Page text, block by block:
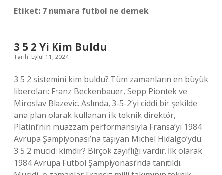
Etiket: 7 numara futbol ne demek
3 5 2 Yi Kim Buldu
Tarih: Eylül 11, 2024
3 5 2 sistemini kim buldu? Tüm zamanların en büyük
liberoları: Franz Beckenbauer, Sepp Piontek ve
Miroslav Blazevic. Aslında, 3-5-2’yi ciddi bir şekilde
ana plan olarak kullanan ilk teknik direktör,
Platini’nin muazzam performansıyla Fransa’yı 1984
Avrupa Şampiyonası’na taşıyan Michel Hidalgo’ydu.
3 5 2 mucidi kimdir? Birçok zayıflığı vardır. İlk olarak
1984 Avrupa Futbol Şampiyonası’nda tanıtıldı.